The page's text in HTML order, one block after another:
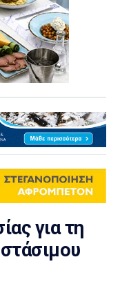
για τη